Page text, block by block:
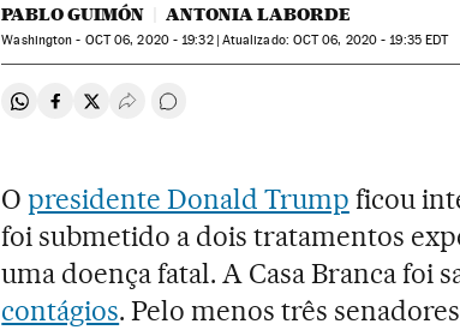
PABLO GUIMÓN ANTONIA LABORDE
Washington - OCT06, 2020 - 19:32 atualizado: OCT06, 2020 - 19:35EDT
Compartir en Whatsapp
Compartir en Facebook
Compartir en Twitter
Desplegar Redes Sociales
Comentários
Opresidente Donald Trump ficou
foi submetido a dois tratamentos
uma doença fatal. A Casa Branca foi
contágios. Pelo menos três